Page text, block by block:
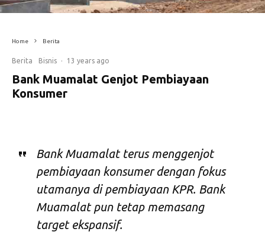
Home Berita
Berita Bisnis · 13 years ago
Bank Muamalat Genjot Pembiayaan
Konsumer
Bank Muamalat terus menggenjot
pembiayaan konsumer dengan fokus
utamanya di pembiayaan KPR. Bank
Muamalat pun tetap memasang
target ekspansif.